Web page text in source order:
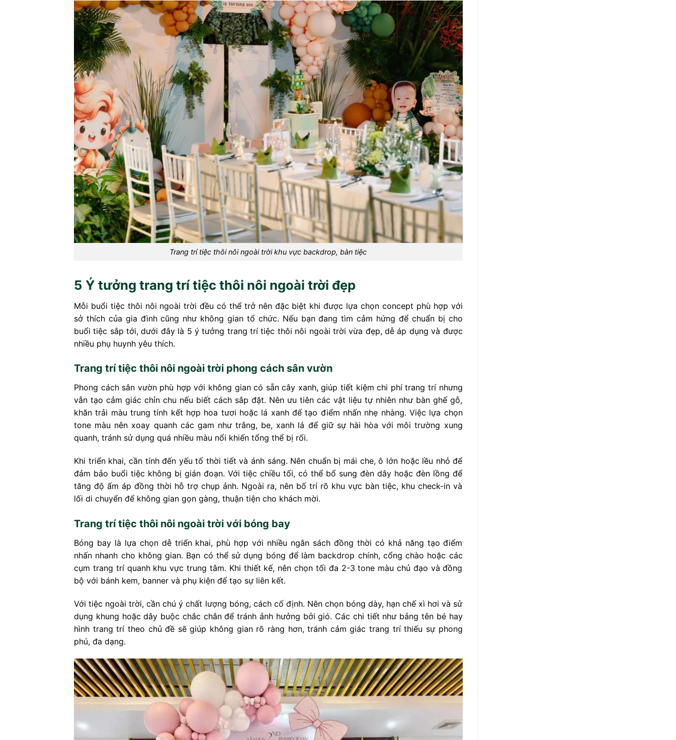
Trang trí tiệc thôi nôi ngoài trời khu vực backdrop, bàn tiệc
5 Ý tưởng trang trí tiệc thôi nôi ngoài trời đẹp
Mỗi buổi tiệc thôi nôi ngoài trời đều có thể trở nên đặc biệt khi được lựa chọn concept phù hợp với
sở thích của gia đình cũng như không gian tổ chức. Nếu bạn đang tìm cảm hứng để chuẩn bị cho
buổi tiệc sắp tới, dưới đây là 5 ý tưởng trang trí tiệc thôi nôi ngoài trời vừa đẹp, dễ áp dụng và được
nhiều phụ huynh yêu thích.
Trang trí tiệc thôi nôi ngoài trời phong cách sân vườn
Phong cách sân vườn phù hợp với không gian có sẵn cây xanh, giúp tiết kiệm chi phí trang trí nhưng
vẫn tạo cảm giác chỉn chu nếu biết cách sắp đặt. Nên ưu tiên các vật liệu tự nhiên như bàn ghế gỗ,
khăn trải màu trung tính kết hợp hoa tươi hoặc lá xanh để tạo điểm nhấn nhẹ nhàng. Việc lựa chọn
tone màu nên xoay quanh các gam như trắng, be, xanh lá để giữ sự hài hòa với môi trường xung
quanh, tránh sử dụng quá nhiều màu nổi khiến tổng thể bị rối.
Khi triển khai, cần tính đến yếu tố thời tiết và ánh sáng. Nên chuẩn bị mái che, ô lớn hoặc lều nhỏ để
đảm bảo buổi tiệc không bị gián đoạn. Với tiệc chiều tối, có thể bổ sung đèn dây hoặc đèn lồng để
tăng độ ấm áp đồng thời hỗ trợ chụp ảnh. Ngoài ra, nên bố trí rõ khu vực bàn tiệc, khu check-in và
lối di chuyển để không gian gọn gàng, thuận tiện cho khách mời.
Trang trí tiệc thôi nôi ngoài trời với bóng bay
Bóng bay là lựa chọn dễ triển khai, phù hợp với nhiều ngân sách đồng thời có khả năng tạo điểm
nhấn nhanh cho không gian. Bạn có thể sử dụng bóng để làm backdrop chính, cổng chào hoặc các
cụm trang trí quanh khu vực trung tâm. Khi thiết kế, nên chọn tối đa 2-3 tone màu chủ đạo và đồng
bộ với bánh kem, banner và phụ kiện để tạo sự liên kết.
Với tiệc ngoài trời, cần chú ý chất lượng bóng, cách cố định. Nên chọn bóng dày, hạn chế xì hơi và sử
dụng khung hoặc dây buộc chắc chắn để tránh ảnh hưởng bởi gió. Các chi tiết như bảng tên bé hay
hình trang trí theo chủ đề sẽ giúp không gian rõ ràng hơn, tránh cảm giác trang trí thiếu sự phong
phú, đa dạng.